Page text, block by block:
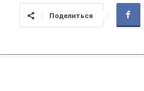
Поделиться